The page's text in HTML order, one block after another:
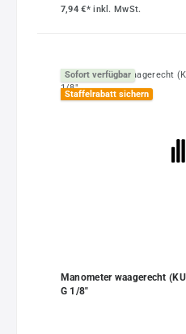
7,94 €*inkl. MwSt.
Sofort verfügbar
Staffelrabatt sichern
Manometer waagerecht
G 1/8"